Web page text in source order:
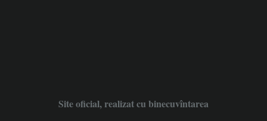
Site oficial, realizat cu binecuvîntarea